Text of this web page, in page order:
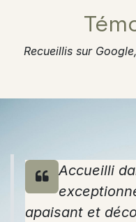
Recueillis sur
Accueilli
apaisant et